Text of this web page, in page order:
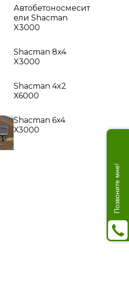
Автобетоносмесит
ели Shacman
X3000
Shacman 8x4
X3000
Shacman 4x2
Х6000
Shacman 6x4
Х3000
Позвоните мне!